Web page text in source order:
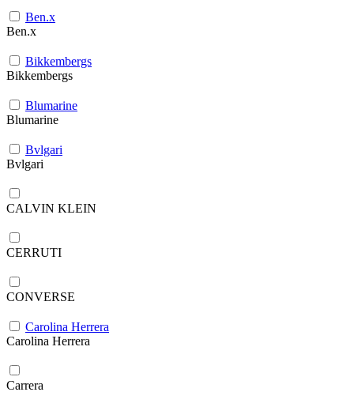
Ben.x
Ben.x
Bikkembergs
Bikkembergs
Blumarine
Blumarine
Bvlgari
Bvlgari
CALVIN KLEIN
CERRUTI
CONVERSE
Carolina Herrera
Carolina Herrera
Carrera